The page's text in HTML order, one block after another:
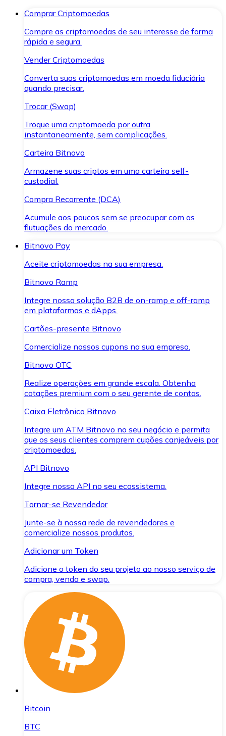
Comprar Criptomoedas
Compre as criptomoedas de seu interesse de forma
rápida e segura.
Vender Criptomoedas
Converta suas criptomoedas em moeda fiduciária
quando precisar.
Trocar (Swap)
Troque uma criptomoeda por outra
instantaneamente, sem complicações.
Carteira Bitnovo
Armazene suas criptos em uma carteira self-
custodial.
Compra Recorrente (DCA)
Acumule aos poucos sem se preocupar com as
flutuações do mercado.
Bitnovo Pay
Aceite criptomoedas na sua empresa.
Bitnovo Ramp
Integre nossa solução B2B de on-ramp e off-ramp
em plataformas e dApps.
Cartões-presente Bitnovo
Comercialize nossos cupons na sua empresa.
Bitnovo OTC
Realize operações em grande escala. Obtenha
cotações premium com o seu gerente de contas.
Caixa Eletrônico Bitnovo
Integre um ATM Bitnovo no seu negócio e permita
que os seus clientes comprem cupões canjeáveis por
criptomoedas.
API Bitnovo
Integre nossa API no seu ecossistema.
Tornar-se Revendedor
Junte-se à nossa rede de revendedores e
comercialize nossos produtos.
Adicionar um Token
Adicione o token do seu projeto ao nosso serviço de
compra, venda e swap.
Bitcoin
BTC